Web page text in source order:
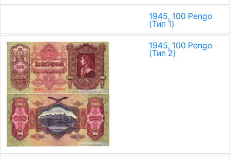
1945, 100 Pengo
(Тип 1)
1945, 100 Pengo
(Тип 2)